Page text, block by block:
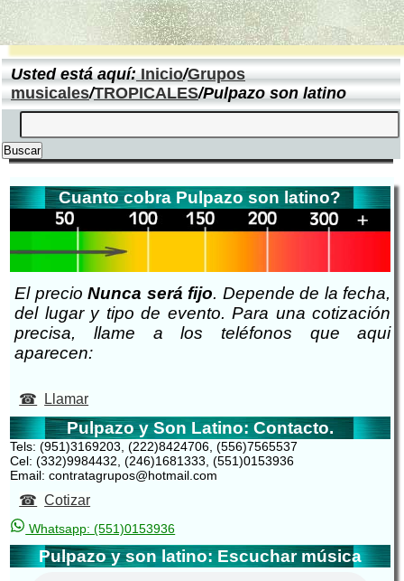
Usted está aquí:Inicio/Grupos
musicales/TROPICALES/Pulpazo son latino
Cuanto cobra Pulpazo son latino?
El precioNunca será fijo. Depende de la fecha,
del lugar y tipo de evento. Para una cotización
precisa, llame a los teléfonos que aqui
aparecen:
Llamar
Pulpazo y Son Latino: Contacto.
Tels: (951)3169203, (222)8424706, (556)7565537
Cel: (332)9984432, (246)1681333, (551)0153936
Email: contratagrupos@hotmail.com
Cotizar
Whatsapp: (551)0153936
Pulpazo y son latino: Escuchar música